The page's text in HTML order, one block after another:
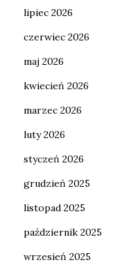
lipiec 2026
czerwiec 2026
maj 2026
kwiecień 2026
marzec 2026
luty 2026
styczeń 2026
grudzień 2025
listopad 2025
październik 2025
wrzesień 2025